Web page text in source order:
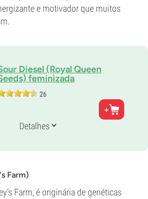
e motivador que muitos
Diesel (Royal Queen
feminizada
26
x (Northern Light x Shiva x
Detalhes
Farm)
Farm, é originária de genéticas